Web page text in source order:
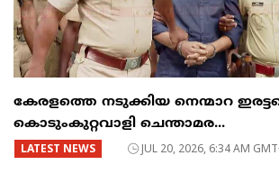
കേരളത്തെ നടുക്കിയ നെന്മാറ
കൊടുംകുറ്റവാളി ചെന്താമര...
LATEST NEWS JUL 20, 2026, 6:34 AM